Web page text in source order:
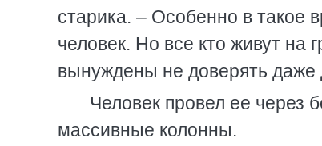
старика. – Особенно в
человек. Но все кто живут на
вынуждены не доверять
Человек провел ее через
массивные колонны.